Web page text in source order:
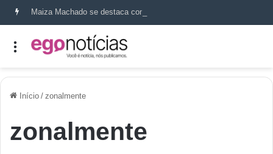
Início / zonalmente
zonalmente